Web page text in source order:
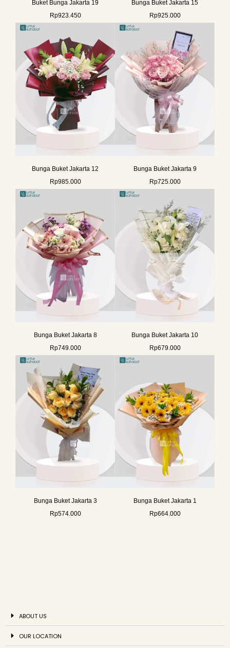
Buket Bunga Jakarta 19
Rp923.450
Bunga Buket Jakarta 15
Rp925.000
Bunga Buket Jakarta 12
Rp985.000
Bunga Buket Jakarta 9
Rp725.000
Bunga Buket Jakarta 8
Rp749.000
Bunga Buket Jakarta 10
Rp679.000
Bunga Buket Jakarta 3
Rp574.000
Bunga Buket Jakarta 1
Rp664.000
ABOUT US
OUR LOCATION